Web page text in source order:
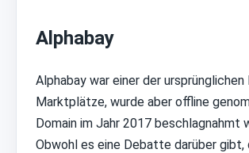
Alphabay
Alphabay war einer der ursprünglichen
Marktplätze, wurde aber offline
Domain im Jahr 2017 beschlagnahmt
Obwohl es eine Debatte darüber gibt,